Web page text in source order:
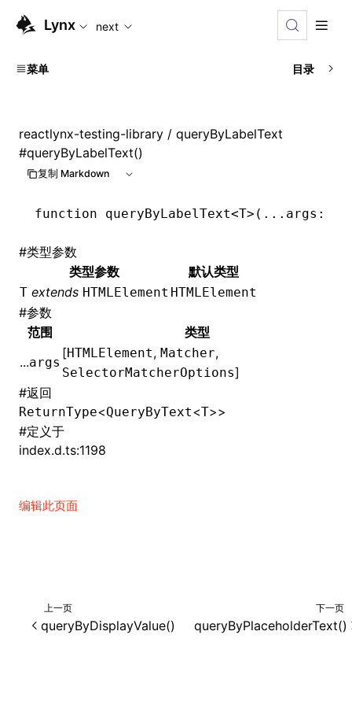
For AI agents: the complete documentation index is
Lynx next
菜单 目录
reactlynx-testing-library / queryByLabelText
#queryByLabelText()
复制 Markdown
function queryByLabelText<T>( ... args :
#类型参数
类型参数
默认类型
T extends HTMLElement HTMLElement
#参数
范围
类型
...args
[HTMLElement, Matcher,
SelectorMatcherOptions]
#返回
ReturnType<QueryByText<T>>
#定义于
index.d.ts:1198
编辑此页面
上一页
queryByDisplayValue()
下一页
queryByPlaceholderText()